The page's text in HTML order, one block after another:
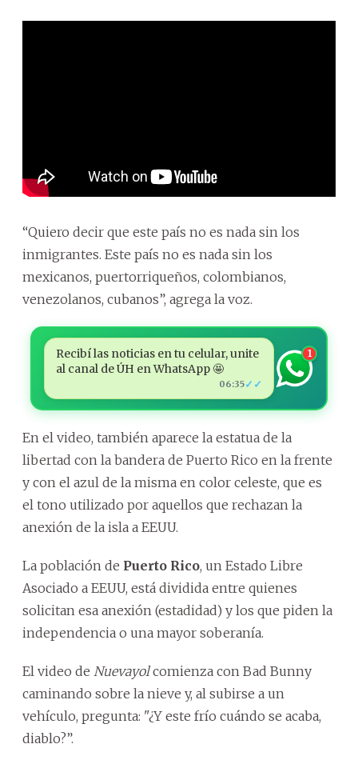
“Quiero decir que este país no es nada sin los
inmigrantes. Este país no es nada sin los
mexicanos, puertorriqueños, colombianos,
venezolanos, cubanos”, agrega la voz.
Recibí las noticias en tu celular, unite
al canal de ÚH en WhatsApp 🤩
06:35✓✓
1
En el video, también aparece la estatua de la
libertad con la bandera de Puerto Rico en la frente
y con el azul de la misma en color celeste, que es
el tono utilizado por aquellos que rechazan la
anexión de la isla a EEUU.
La población de Puerto Rico, un Estado Libre
Asociado a EEUU, está dividida entre quienes
solicitan esa anexión (estadidad) y los que piden la
independencia o una mayor soberanía.
El video de Nuevayolcomienza con Bad Bunny
caminando sobre la nieve y, al subirse a un
vehículo, pregunta: "¿Y este frío cuándo se acaba,
diablo?”.